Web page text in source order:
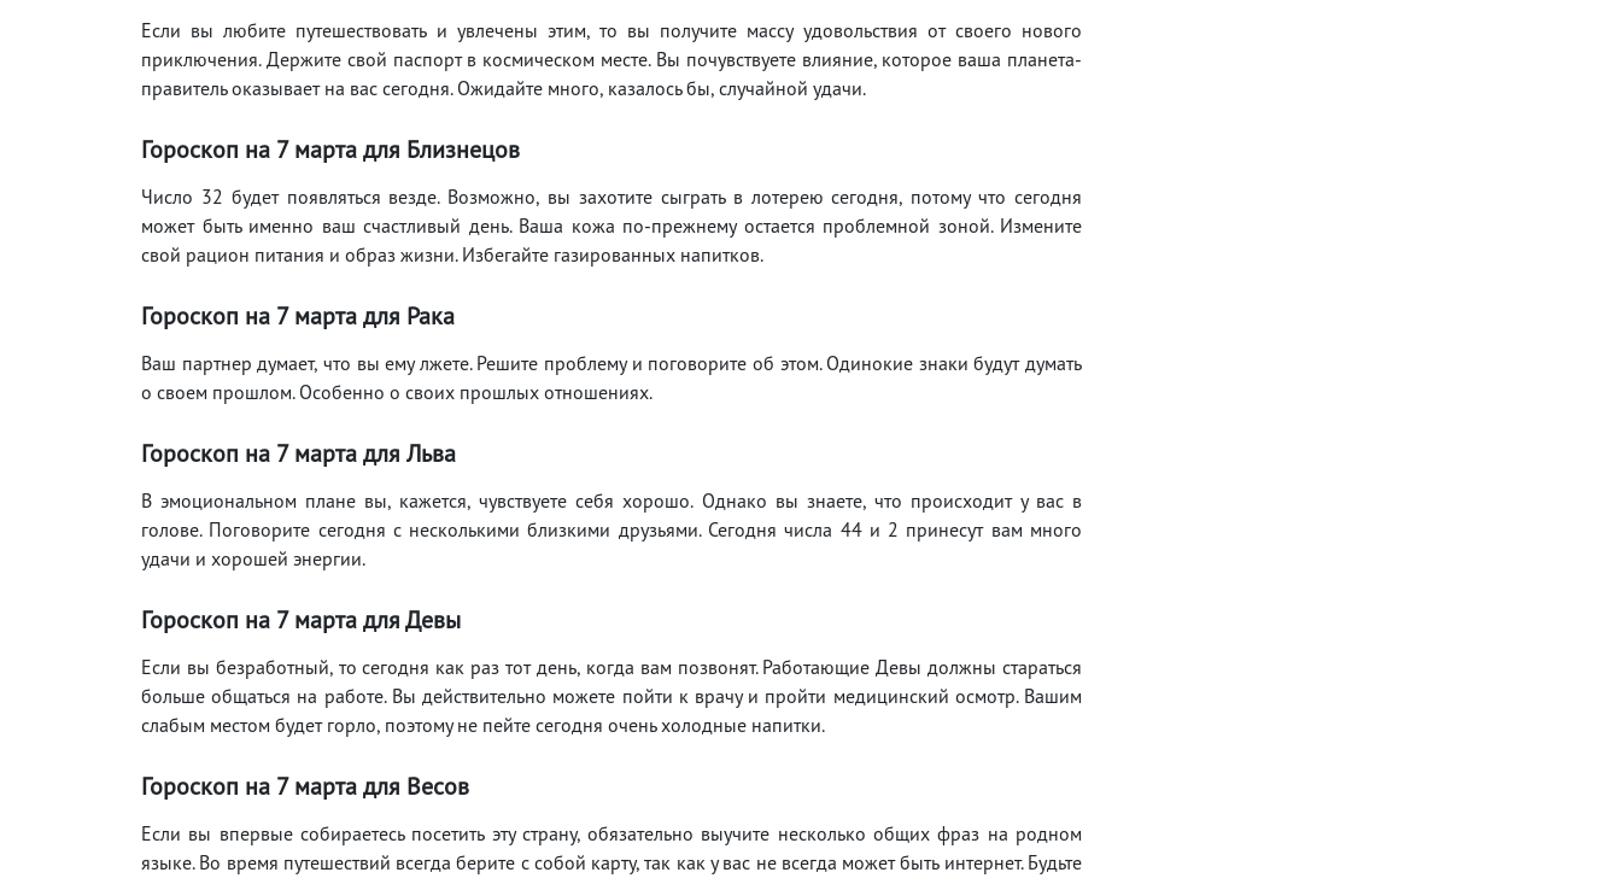
Если вы любите путешествовать и увлечены этим, то вы получите массу удовольствия от своего нового
приключения. Держите свой паспорт в космическом месте. Вы почувствуете влияние, которое ваша планета-
правитель оказывает на вас сегодня. Ожидайте много, казалось бы, случайной удачи.
Гороскоп на 7 марта для Близнецов
Число 32 будет появляться везде. Возможно, вы захотите сыграть в лотерею сегодня, потому что сегодня
может быть именно ваш счастливый день. Ваша кожа по-прежнему остается проблемной зоной. Измените
свой рацион питания и образ жизни. Избегайте газированных напитков.
Гороскоп на 7 марта для Рака
Ваш партнер думает, что вы ему лжете. Решите проблему и поговорите об этом. Одинокие знаки будут думать
о своем прошлом. Особенно о своих прошлых отношениях.
Гороскоп на 7 марта для Льва
В эмоциональном плане вы, кажется, чувствуете себя хорошо. Однако вы знаете, что происходит у вас в
голове. Поговорите сегодня с несколькими близкими друзьями. Сегодня числа 44 и 2 принесут вам много
удачи и хорошей энергии.
Гороскоп на 7 марта для Девы
Если вы безработный, то сегодня как раз тот день, когда вам позвонят. Работающие Девы должны стараться
больше общаться на работе. Вы действительно можете пойти к врачу и пройти медицинский осмотр. Вашим
слабым местом будет горло, поэтому не пейте сегодня очень холодные напитки.
Гороскоп на 7 марта для Весов
Если вы впервые собираетесь посетить эту страну, обязательно выучите несколько общих фраз на родном
языке. Во время путешествий всегда берите с собой карту, так как у вас не всегда может быть интернет. Будьте